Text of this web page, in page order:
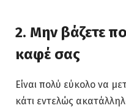
2. Μην βάζετε
καφέ σας
Είναι πολύ εύκολο να
κάτι εντελώς